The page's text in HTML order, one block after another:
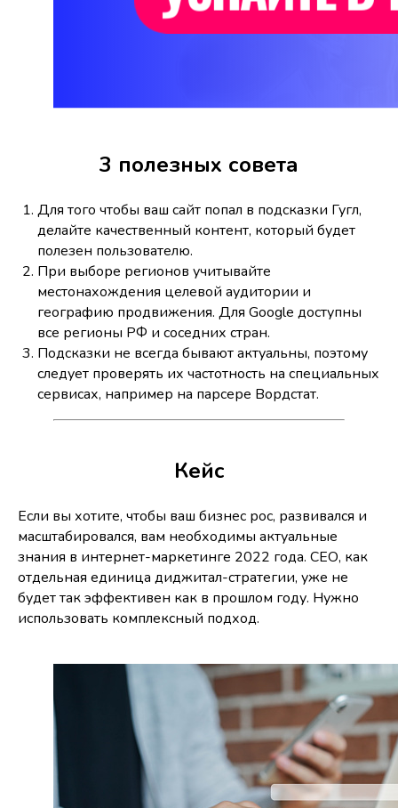
3 полезных совета
Для того чтобы ваш сайт попал в подсказки Гугл,
делайте качественный контент, который будет
полезен пользователю.
При выборе регионов учитывайте
местонахождения целевой аудитории и
географию продвижения. Для Google доступны
все регионы РФ и соседних стран.
Подсказки не всегда бывают актуальны, поэтому
следует проверять их частотность на специальных
сервисах, например на парсере Вордстат.
Кейс
Если вы хотите, чтобы ваш бизнес рос, развивался и
масштабировался, вам необходимы актуальные
знания в интернет-маркетинге 2022 года. СЕО, как
отдельная единица диджитал-стратегии, уже не
будет так эффективен как в прошлом году. Нужно
использовать комплексный подход.